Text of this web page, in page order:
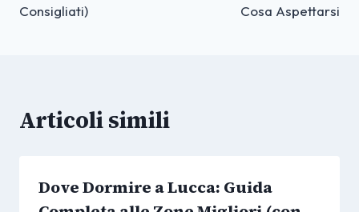
Consigliati)
Cosa Aspettarsi
Articoli simili
Dove Dormire a Lucca: Guida